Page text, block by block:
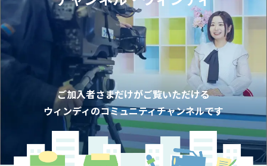
ご加入者さまだけがご覧いただける
ウィンディのコミュニティチャンネルです